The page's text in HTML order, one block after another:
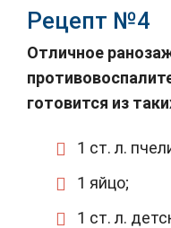
Рецепт №4
Отличное
готовится из
1 ст. л.
1 яйцо;
1 ст. л.